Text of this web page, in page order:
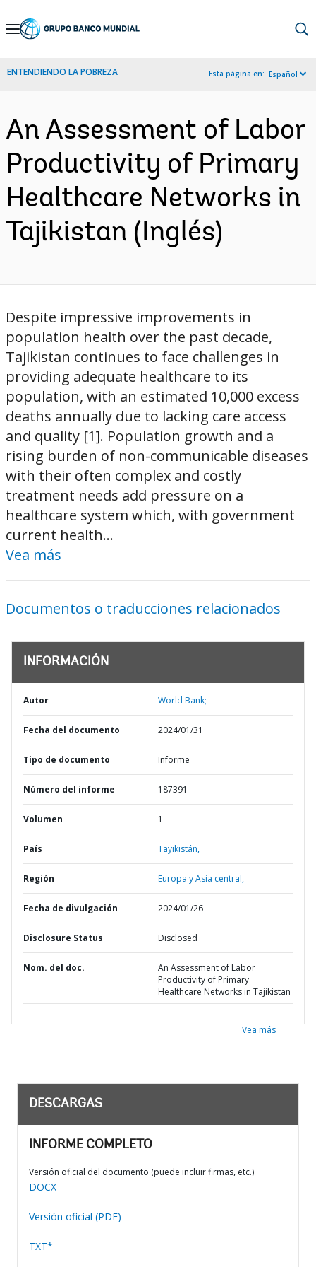
Skip
Navigation
ENTENDIENDO LA POBREZA Esta página en: Español
An Assessment of Labor
Productivity of Primary
Healthcare Networks in
Tajikistan (Inglés)
Despite impressive improvements in
population health over the past decade,
Tajikistan continues to face challenges in
providing adequate healthcare to its
population, with an estimated 10,000 excess
deaths annually due to lacking care access
and quality [1]. Population growth and a
rising burden of non-communicable diseases
with their often complex and costly
treatment needs add pressure on a
healthcare system which, with government
current health...
Vea más
Documentos o traducciones relacionados
INFORMACIÓN
Autor World Bank;
Fecha del documento 2024/01/31
Tipo de documento Informe
Número del informe 187391
Volumen 1
País Tayikistán,
Región Europa y Asia central,
Fecha de divulgación 2024/01/26
Disclosure Status Disclosed
Nom. del doc.
An Assessment of Labor
Productivity of Primary
Healthcare Networks in Tajikistan
Vea más
DESCARGAS
INFORME COMPLETO
Versión oficial del documento (puede incluir firmas, etc.)
DOCX
Versión oficial (PDF)
TXT*